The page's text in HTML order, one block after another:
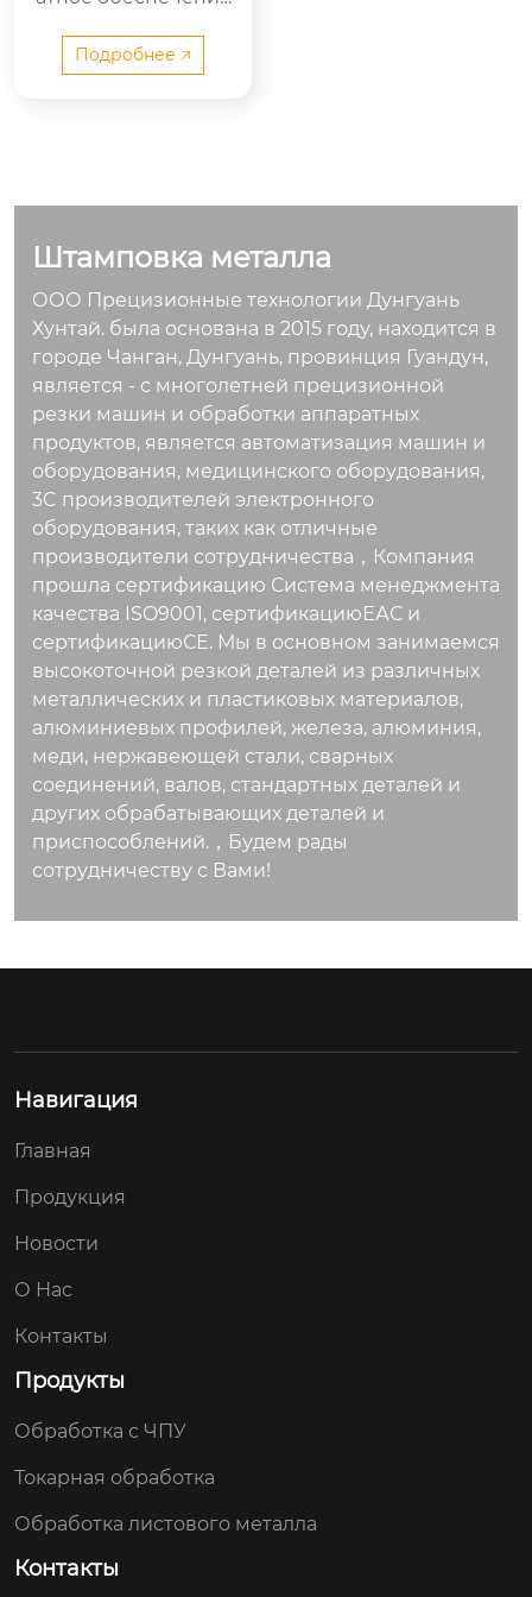
атериалы;нержаве
ющая сталь, углеро
процесс обработки
тие, напыление ном
ер продукта；20230
22304
Подробнее 🡥
Штамповка металла
ООО Прецизионные технологии Дунгуань
Хунтай. была основана в 2015 году, находится в
городе Чанган, Дунгуань, провинция Гуандун,
является - с многолетней прецизионной
резки машин и обработки аппаратных
продуктов, является автоматизация машин и
оборудования, медицинского оборудования,
3C производителей электронного
оборудования, таких как отличные
производители сотрудничества，Компания
прошла сертификацию Система менеджмента
качества ISO9001, сертификациюЕАС и
сертификациюСЕ. Мы в основном занимаемся
высокоточной резкой деталей из различных
металлических и пластиковых материалов,
алюминиевых профилей, железа, алюминия,
меди, нержавеющей стали, сварных
соединений, валов, стандартных деталей и
других обрабатывающих деталей и
приспособлений.，Будем рады
сотрудничеству с Вами!
Навигация
Главная
Продукция
Новости
О Нас
Контакты
Продукты
Обработка с ЧПУ
Токарная обработка
Обработка листового металла
Контакты